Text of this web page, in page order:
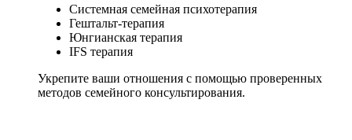
Системная семейная психотерапия
Гештальт-терапия
Юнгианская терапия
IFS терапия
Укрепите ваши отношения с помощью проверенных
методов семейного консультирования.